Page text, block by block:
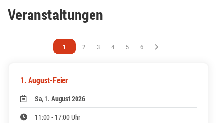
Veranstaltungen
Vous êtes sur la page
1 Vous êtes sur la page
2 Vous êtes sur la page
3 Vous êtes sur la page
4 Vous êtes sur la page
5 Vous êtes sur la page
6
1. August-Feier
Sa, 1. August 2026
11:00 - 17:00 Uhr